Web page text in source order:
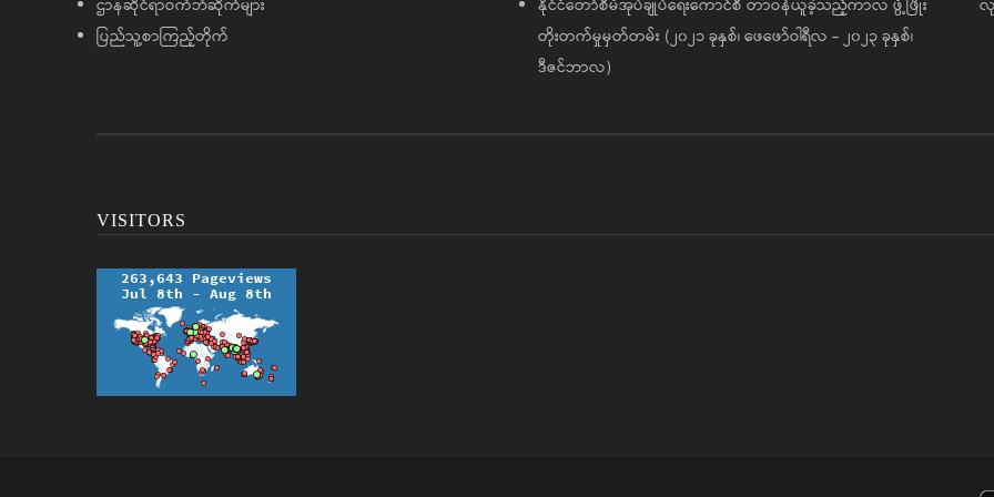
ဌာနဆိုင်ရာဝက်ဘ်ဆိုက်များ
ပြည်သူ့စာကြည့်တိုက်
နိုင်ငံတော်စီမံအုပ်ချုပ်ရေးကောင်စီ တာဝန်ယူခဲ့သည့်ကာလ ဖွံ့ဖြိုး
တိုးတက်မှုမှတ်တမ်း (၂၀၂၁ ခုနှစ်၊ ဖေဖော်ဝါရီလ - ၂၀၂၃ ခုနှစ်၊
ဒီဇင်ဘာလ)
VISITORS